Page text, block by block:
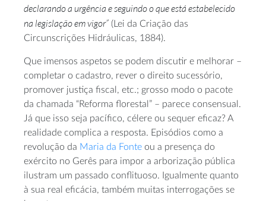
declarando a urgência e seguindo o que está estabelecido
na legislação em vigor” (Lei da Criação das
Circunscrições Hidráulicas, 1884).
Que imensos aspetos se podem discutir e melhorar –
completar o cadastro, rever o direito sucessório,
promover justiça fiscal, etc.; grosso modo o pacote
da chamada “Reforma florestal” – parece consensual.
Já que isso seja pacífico, célere ou sequer eficaz? A
realidade complica a resposta. Episódios como a
revolução da Maria da Fonte ou a presença do
exército no Gerês para impor a arborização pública
ilustram um passado conflituoso. Igualmente quanto
à sua real eficácia, também muitas interrogações se